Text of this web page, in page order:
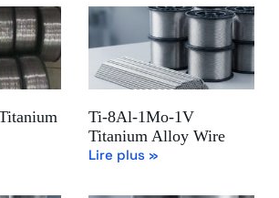
Ti-8Al-1Mo-1V
Titanium Alloy Wire
Lire plus »